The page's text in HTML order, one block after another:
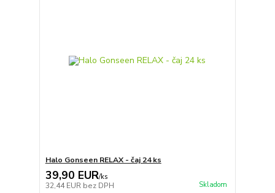
Halo Gonseen RELAX - čaj 24 ks
39,90 EUR/ks
32,44 EUR bez DPH Skladom